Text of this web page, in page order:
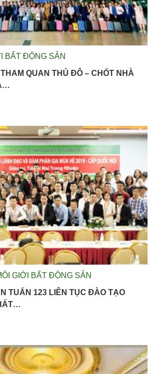
BẤT ĐỘNG SẢN
QUAN THỦ ĐÔ – CHỐT NHÀ
GIỚI BẤT ĐỘNG SẢN
TUẤN 123 LIÊN TỤC ĐÀO TẠO